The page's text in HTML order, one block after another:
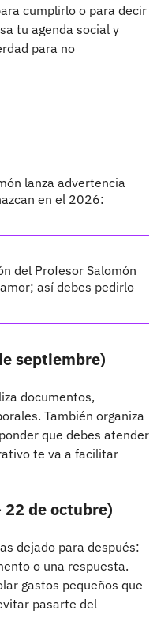
cumplirlo o para decir
tu agenda social y
para no
lanza advertencia
en el 2026:
del Profesor Salomón
así debes pedirlo
septiembre)
documentos,
También organiza
que debes atender
te va a facilitar
de octubre)
dejado para después:
o una respuesta.
gastos pequeños que
pasarte del